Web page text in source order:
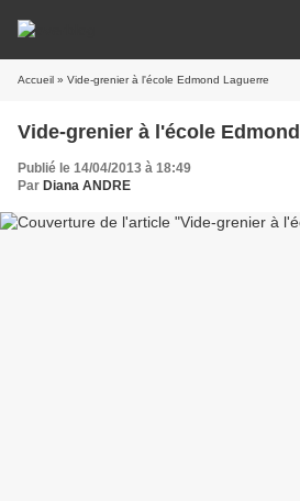
Accueil » Vide-grenier à l'école Edmond Laguerre
Vide-grenier à l'école
Publié le 14/04/2013 à 18:49
Par Diana ANDRE